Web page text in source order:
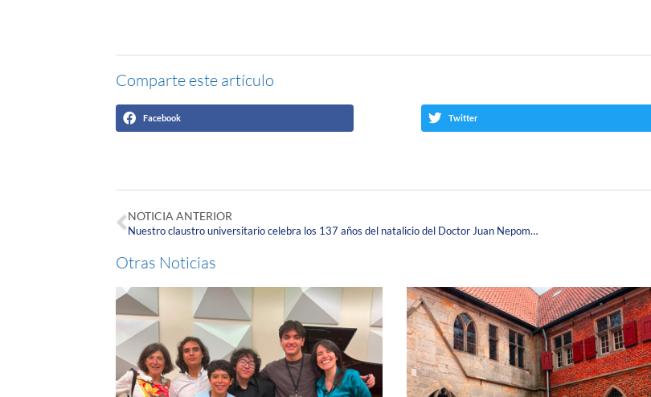
Comparte este artículo
Facebook Twitter
NOTICIA ANTERIOR
Nuestro claustro universitario celebra los 137 años del natalicio del Doctor Juan Nepomuceno Corpas: La gran inspiración detrás del sueño Corpista.
Otras Noticias